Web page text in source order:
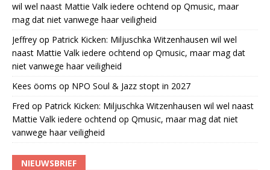
wil wel naast Mattie Valk iedere ochtend op Qmusic, maar
mag dat niet vanwege haar veiligheid
Jeffrey op Patrick Kicken: Miljuschka Witzenhausen wil wel
naast Mattie Valk iedere ochtend op Qmusic, maar mag dat
niet vanwege haar veiligheid
Kees öoms op NPO Soul & Jazz stopt in 2027
Fred op Patrick Kicken: Miljuschka Witzenhausen wil wel naast
Mattie Valk iedere ochtend op Qmusic, maar mag dat niet
vanwege haar veiligheid
NIEUWSBRIEF